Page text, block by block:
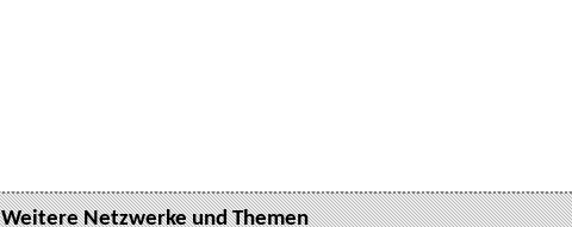
Weitere Netzwerke und Themen